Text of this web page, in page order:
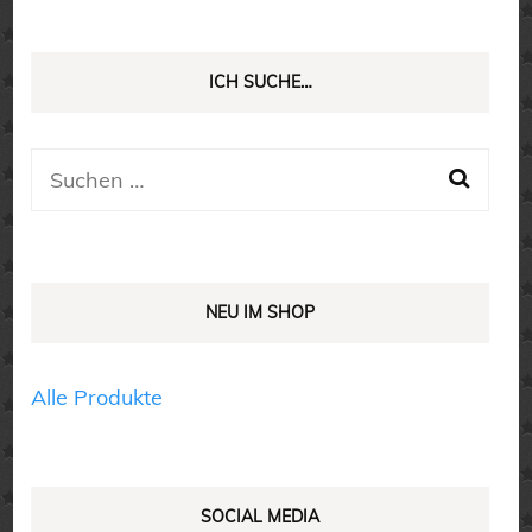
ICH SUCHE…
Suchen
NEU IM SHOP
Alle Produkte
SOCIAL MEDIA